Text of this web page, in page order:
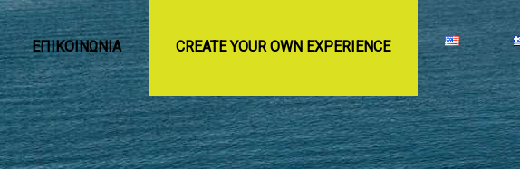
ΕΠΙΚΟΙΝΩΝΊΑ CREATE YOUR OWN EXPERIENCE